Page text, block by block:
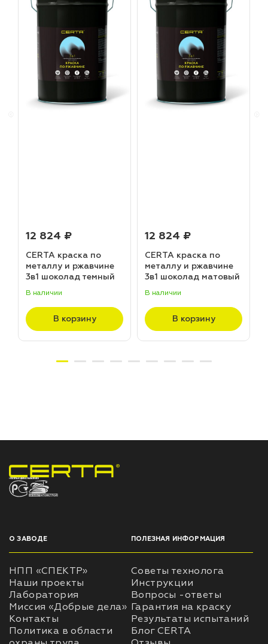
12 824 ₽
CERTA краска по
металлу и ржавчине
3в1 шоколад темный
(20,0кг)
В наличии
В корзину
12 824 ₽
CERTA краска по
металлу и ржавчине
3в1 шоколад матовый
В наличии
В корзину
НПП «СПЕКТР» ЗАВОД ЛАКОКРАСОЧНЫХ МАТЕРИАЛОВ
О ЗАВОДЕ
НПП «СПЕКТР»
Наши проекты
Лаборатория
Миссия «Добрые дела»
Контакты
Политика в области
ПОЛЕЗНАЯ ИНФОРМАЦИЯ
Советы технолога
Инструкции
Вопросы -ответы
Гарантия на краску
Результаты испытаний
Блог CERTA